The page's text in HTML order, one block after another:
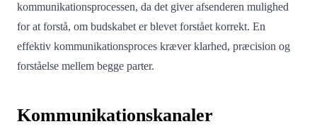
kommunikationsprocessen, da det giver afsenderen mulighed
for at forstå, om budskabet er blevet forstået korrekt. En
effektiv kommunikationsproces kræver klarhed, præcision og
forståelse mellem begge parter.
Kommunikationskanaler